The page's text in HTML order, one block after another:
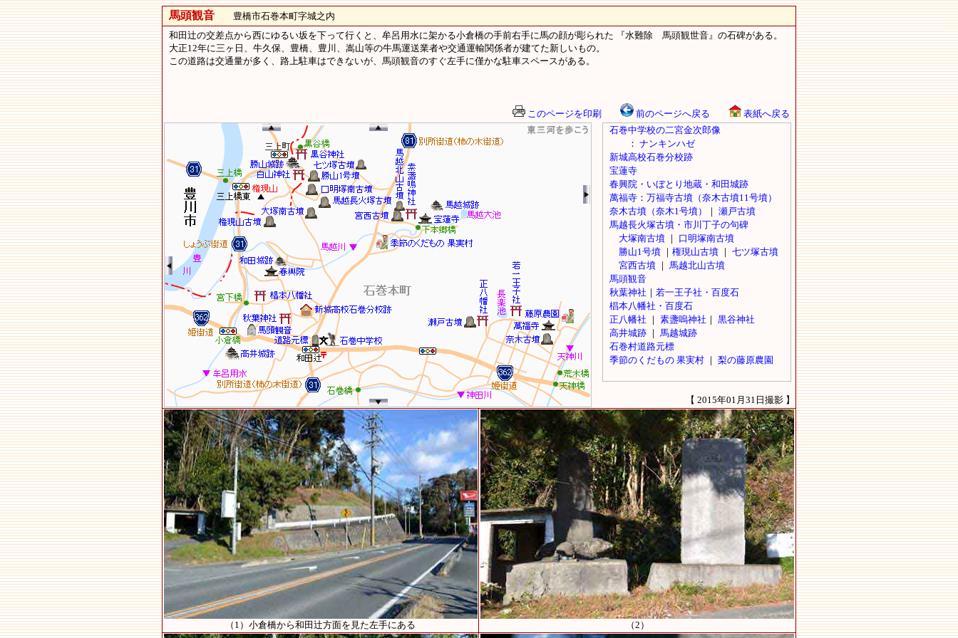
馬頭観音豊橋市石巻本町字城之内
和田辻の交差点から西にゆるい坂を下って行くと、牟呂用水に架かる小倉橋の手前右手に馬の顔が彫られた 『水難除 馬頭観世音』の石碑がある。
大正12年に三ヶ日、牛久保、豊橋、豊川、嵩山等の牛馬運送業者や交通運輸関係者が建てた新しいもの。
この道路は交通量が多く、路上駐車はできないが、馬頭観音のすぐ左手に僅かな駐車スペースがある。
このページを印刷 前のページへ戻る 表紙へ戻る
【 2015年01月31日撮影 】
（1）小倉橋から和田辻方面を見た左手にある （2）